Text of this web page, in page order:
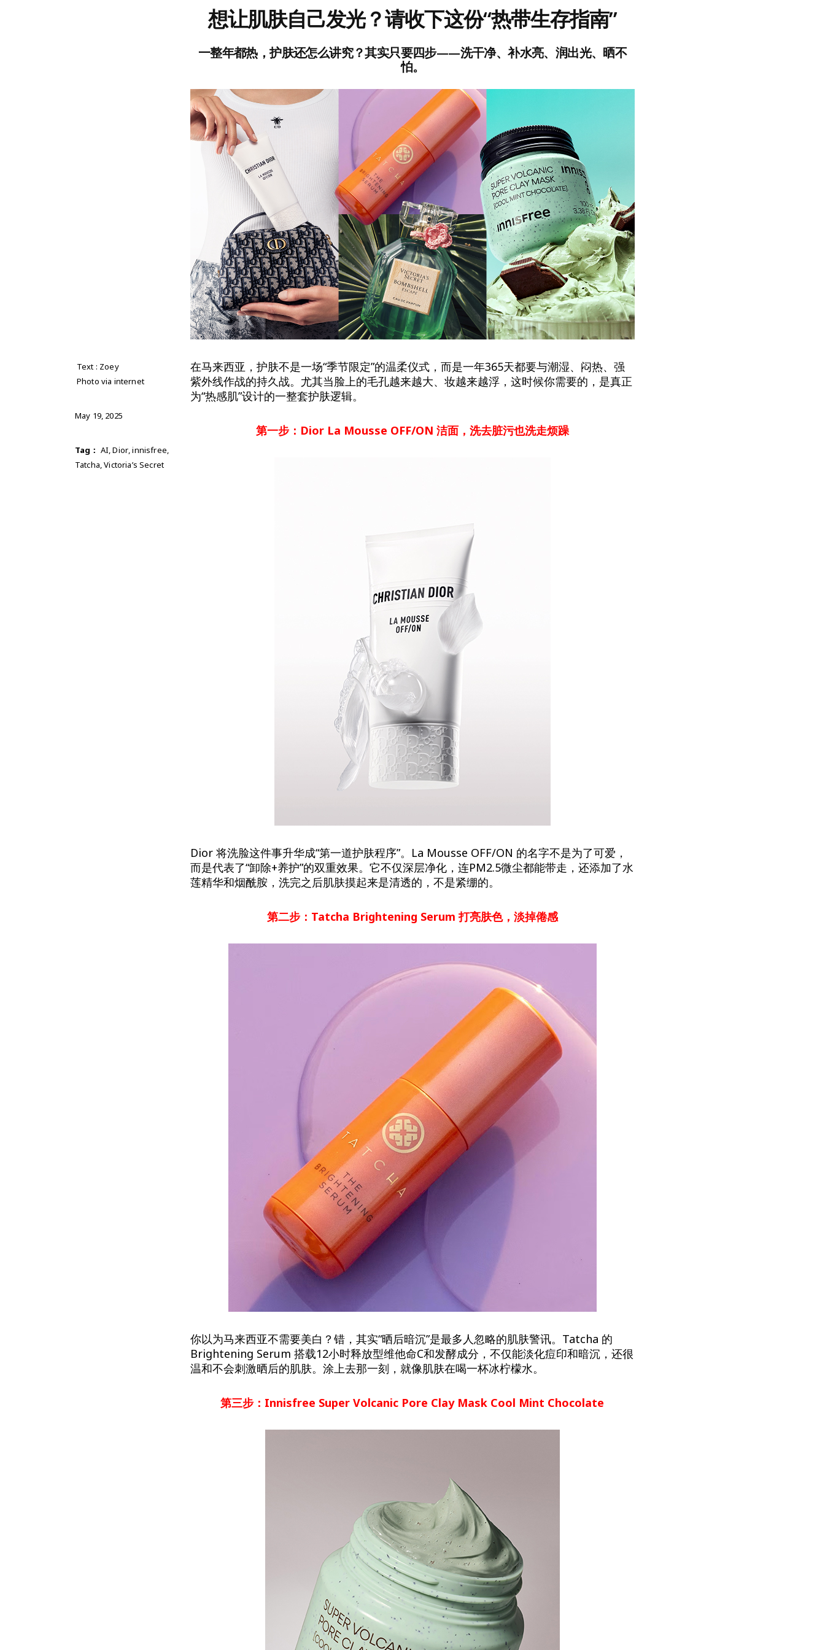
想让肌肤自己发光？请收下这份“热带生存指南”
一整年都热，护肤还怎么讲究？其实只要四步——洗干净、补水亮、润出光、晒不
怕。
Text : Zoey
Photo via internet
May 19, 2025
Tag： AI,Dior,innisfree,
Tatcha,Victoria’s Secret
在马来西亚，护肤不是一场“季节限定”的温柔仪式，而是一年365天都要与潮湿、闷热、强
紫外线作战的持久战。尤其当脸上的毛孔越来越大、妆越来越浮，这时候你需要的，是真正
为“热感肌”设计的一整套护肤逻辑。
第一步： Dior La Mousse OFF/ON 洁面，洗去脏污也洗走烦躁
Dior 将洗脸这件事升华成“第一道护肤程序”。La Mousse OFF/ON 的名字不是为了可爱，
而是代表了“卸除+养护”的双重效果。它不仅深层净化，连PM2.5微尘都能带走，还添加了水
莲精华和烟酰胺，洗完之后肌肤摸起来是清透的，不是紧绷的。
第二步： Tatcha Brightening Serum打亮肤色，淡掉倦感
你以为马来西亚不需要美白？错，其实“晒后暗沉”是最多人忽略的肌肤警讯。Tatcha 的
Brightening Serum 搭载12小时释放型维他命C和发酵成分，不仅能淡化痘印和暗沉，还很
温和不会刺激晒后的肌肤。涂上去那一刻，就像肌肤在喝一杯冰柠檬水。
第三步： Innisfree Super Volcanic Pore Clay Mask Cool Mint Chocolate